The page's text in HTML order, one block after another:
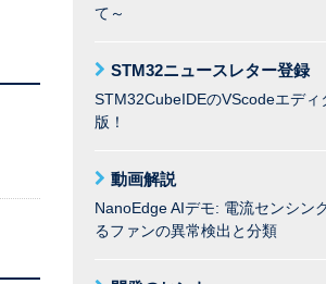
て～
STM32ニュースレター登録
STM32CubeIDEのVScodeエディ
版！
動画解説
NanoEdge AIデモ: 電流センシン
るファンの異常検出と分類